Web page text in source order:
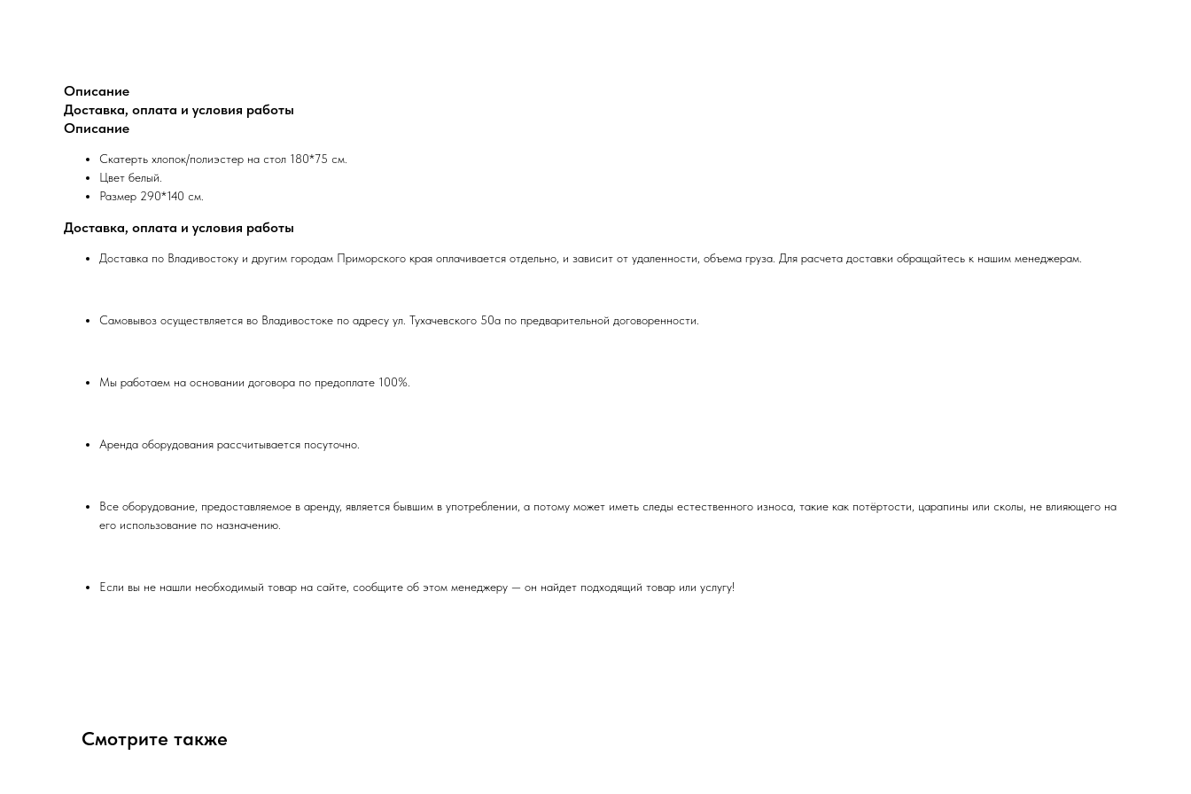
Описание
Доставка, оплата и условия работы
Описание
Скатерть хлопок/полиэстер на стол 180*75 см.
Цвет белый.
Размер 290*140 см.
Доставка, оплата и условия работы
Доставка по Владивостоку и другим городам Приморского края оплачивается отдельно, и зависит от удаленности, объема груза. Для расчета доставки обращайтесь к нашим менеджерам.
Самовывоз осуществляется во Владивостоке по адресу ул. Тухачевского 50а по предварительной договоренности.
Мы работаем на основании договора по предоплате 100%.
Аренда оборудования рассчитывается посуточно.
Все оборудование, предоставляемое в аренду, является бывшим в употреблении, а потому может иметь следы естественного износа, такие как потёртости, царапины или сколы, не влияющего на
его использование по назначению.
Если вы не нашли необходимый товар на сайте, сообщите об этом менеджеру — он найдет подходящий товар или услугу!
Смотрите также